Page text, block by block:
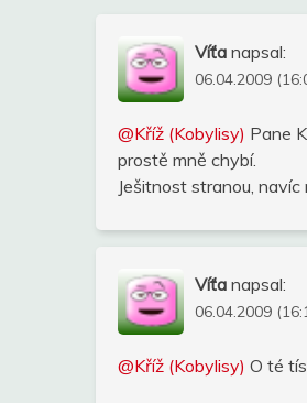
Víťa napsal:
06.04.2009
@Kříž (Kobylisy) Pane
prostě mně chybí.
Ješitnost stranou,
Víťa napsal:
06.04.2009
@Kříž (Kobylisy) O té